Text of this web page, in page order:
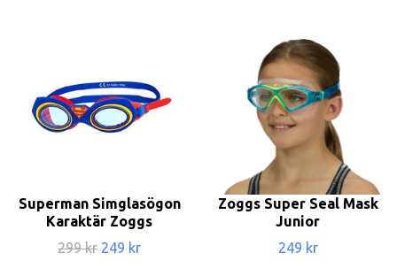
Superman Simglasögon
Karaktär Zoggs
299 kr 249 kr
Zoggs Super Seal Mask
Junior
249 kr